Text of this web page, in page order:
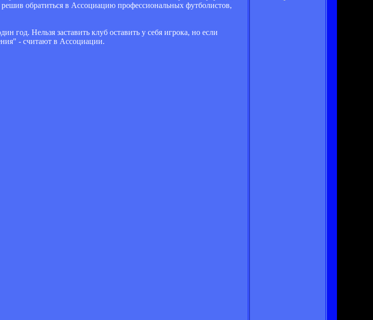
обратиться в Ассоциацию профессиональных футболистов,
год. Нельзя заставить клуб оставить у себя игрока, но если
- считают в Ассоциации.